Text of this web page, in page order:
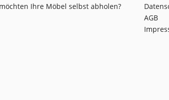
Ihre Möbel selbst abholen?
AGB